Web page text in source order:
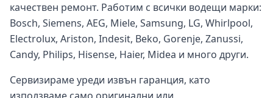
качествен ремонт. Работим с всички водещи марки:
Bosch, Siemens, AEG, Miele, Samsung, LG, Whirlpool,
Electrolux, Ariston, Indesit, Beko, Gorenje, Zanussi,
Candy, Philips, Hisense, Haier, Midea и много други.
Сервизираме уреди извън гаранция, като